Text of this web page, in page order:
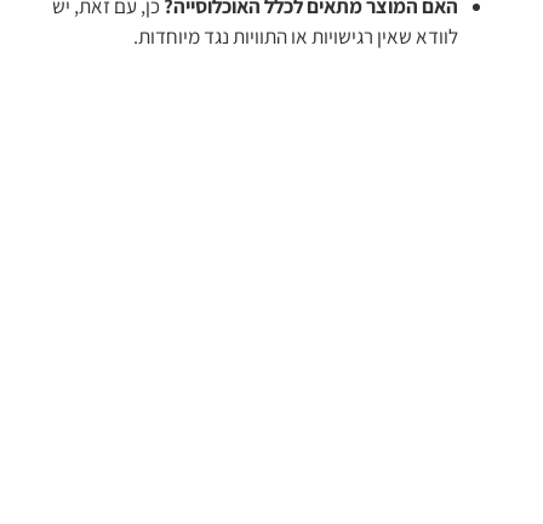
האם המוצר מתאים לכלל האוכלוסייה? כן, עם זאת, יש
לוודא שאין רגישויות או התוויות נגד מיוחדות.